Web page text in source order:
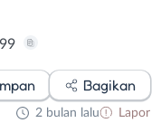
Bagikan
2 bulan lalu Lapor